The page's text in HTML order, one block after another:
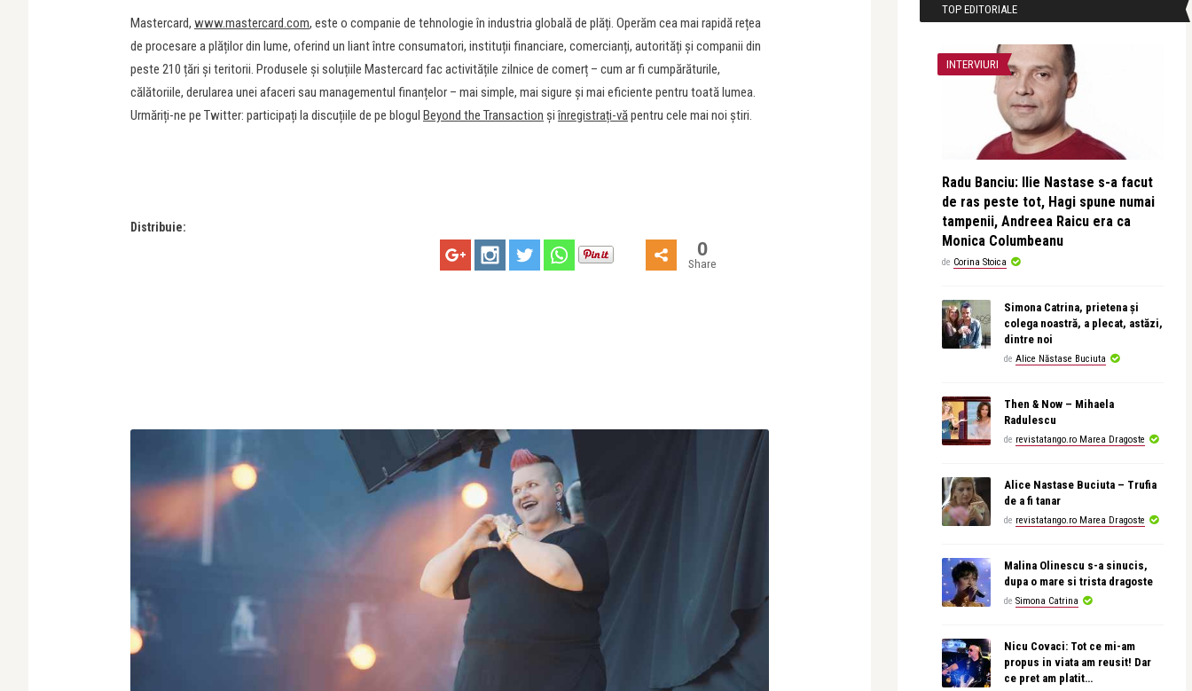
Mastercard, www.mastercard.com, este o companie de tehnologie în industria globală de plăți. Operăm cea mai rapidă rețea
de procesare a plăților din lume, oferind un liant între consumatori, instituții financiare, comercianți, autorități și companii din
peste 210 țări și teritorii. Produsele și soluțiile Mastercard fac activitățile zilnice de comerț – cum ar fi cumpărăturile,
călătoriile, derularea unei afaceri sau managementul finanțelor – mai simple, mai sigure și mai eficiente pentru toată lumea.
Urmăriți-ne pe Twitter: participați la discuțiile de pe blogul Beyond the Transaction șiînregistrați-văpentru cele mai noi știri.
Distribuie:
0
Share
TOP EDITORIALE
INTERVIURI
Radu Banciu: Ilie Nastase s-a facut
de ras peste tot, Hagi spune numai
tampenii, Andreea Raicu era ca
Monica Columbeanu
de Corina Stoica
Simona Catrina, prietena și
colega noastră, a plecat, astăzi,
dintre noi
de Alice Năstase Buciuta
Then & Now – Mihaela
Radulescu
de revistatango.ro Marea Dragoste
Alice Nastase Buciuta – Trufia
de a fi tanar
de revistatango.ro Marea Dragoste
Malina Olinescu s-a sinucis,
dupa o mare si trista dragoste
de Simona Catrina
Nicu Covaci: Tot ce mi-am
propus in viata am reusit! Dar
ce pret am platit…